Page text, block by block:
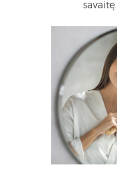
savaitę.